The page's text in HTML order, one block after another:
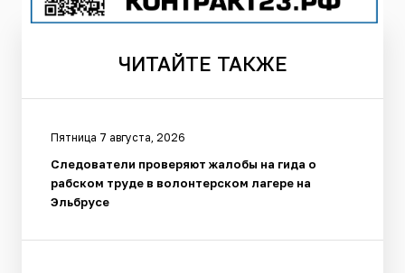
ЧИТАЙТЕ ТАКЖЕ
Пятница 7 августа, 2026
Следователи проверяют жалобы на гида о
рабском труде в волонтерском лагере на
Эльбрусе